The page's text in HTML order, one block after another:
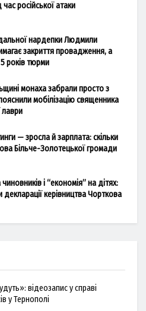
час російської атаки
нардепки Людмили
закриття провадження, а
років тюрми
монаха забрали просто з
мобілізацію священника
лаври
— зросла й зарплата: скільки
Більче-Золотецької громади
і “економія” на дітях:
керівництва Чорткова
відеозапис у справі
у Тернополі